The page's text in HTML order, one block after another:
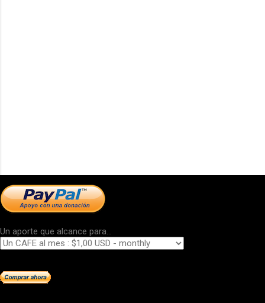
Un aporte que alcance para...